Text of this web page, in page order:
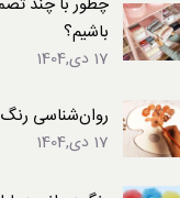
باشیم؟
17 دی,1404
روان‌شناسی
17 دی,1404